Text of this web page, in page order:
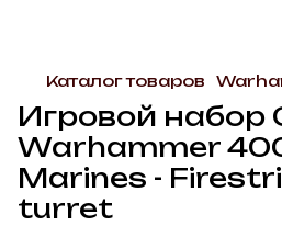
Каталог товаров
Игровой набор
Warhammer
Marines -
turret